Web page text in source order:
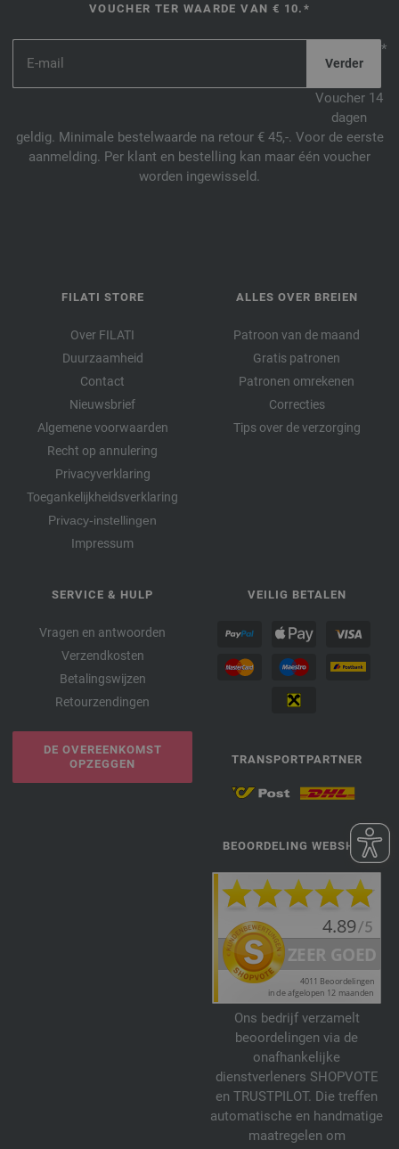
VOUCHER TER WAARDE VAN € 10.*
*
Voucher 14
dagen
geldig. Minimale bestelwaarde na retour € 45,-. Voor de eerste
aanmelding. Per klant en bestelling kan maar één voucher
worden ingewisseld.
FILATI STORE
Over FILATI
Duurzaamheid
Contact
Nieuwsbrief
Algemene voorwaarden
Recht op annulering
Privacyverklaring
Toegankelijkheidsverklaring
Privacy-instellingen
Impressum
ALLES OVER BREIEN
Patroon van de maand
Gratis patronen
Patronen omrekenen
Correcties
Tips over de verzorging
SERVICE & HULP
Vragen en antwoorden
Verzendkosten
Betalingswijzen
Retourzendingen
DE OVEREENKOMST
OPZEGGEN
VEILIG BETALEN
TRANSPORTPARTNER
BEOORDELING WEBSHOP
Ons bedrijf verzamelt
beoordelingen via de
onafhankelijke
dienstverleners SHOPVOTE
en TRUSTPILOT. Die treffen
automatische en handmatige
maatregelen om